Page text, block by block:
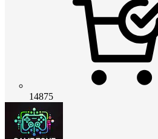
14875